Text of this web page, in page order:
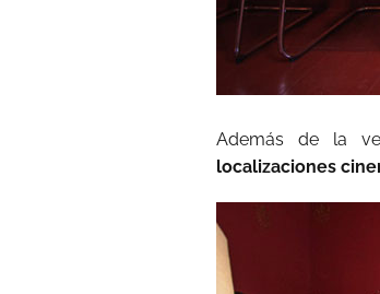
Además de la
localizaciones